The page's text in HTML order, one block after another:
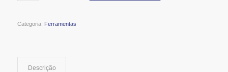
Categoria: Ferramentas
Descrição